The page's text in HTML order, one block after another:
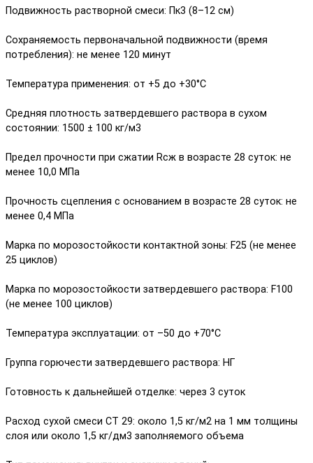
Подвижность растворной смеси: Пк3 (8–12 см)
Сохраняемость первоначальной подвижности (время
потребления): не менее 120 минут
Температура применения: от +5 до +30°С
Средняя плотность затвердевшего раствора в сухом
состоянии: 1500 ± 100 кг/м3
Предел прочности при сжатии Rсж в возрасте 28 суток: не
менее 10,0 МПа
Прочность сцепления с основанием в возрасте 28 суток: не
менее 0,4 МПа
Марка по морозостойкости контактной зоны: F25 (не менее
25 циклов)
Марка по морозостойкости затвердевшего раствора: F100
(не менее 100 циклов)
Температура эксплуатации: от –50 до +70°С
Группа горючести затвердевшего раствора: НГ
Готовность к дальнейшей отделке: через 3 суток
Расход сухой смеси CT 29: около 1,5 кг/м2 на 1 мм толщины
слоя или около 1,5 кг/дм3 заполняемого объема